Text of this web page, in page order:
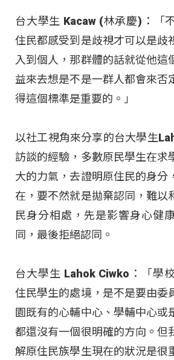
台大學生 Kacaw (林承慶)：「
住民都感受到是歧視才可以是歧
入到個人，那群體的話就從他這
益來去想是不是一群人都會來否
得這個標準是重要的。」
以社工視角來分享的台大學生
訪談的經驗，多數原民學生在求
大的力氣，去證明原住民的身分
在，要不然就是拋棄認同，難以
民身分相處，先是影響身心健
同，最後拒絕認同。
台大學生 Lahok Ciwko：「學
住民學生的處境，是不是要由委
園既有的心輔中心、學輔中心或
都還沒有一個很明確的方向。但
解原住民族學生現在的狀況是很